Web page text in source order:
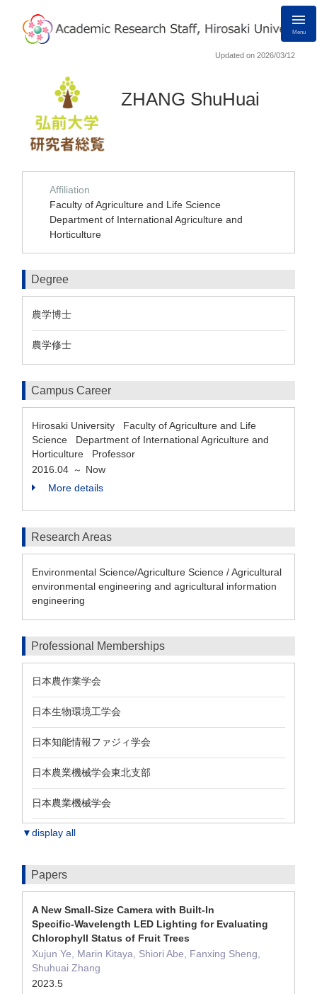
Menu
Updated on 2026/03/12
ZHANG ShuHuai
Affiliation
Faculty of Agriculture and Life Science
Department of International Agriculture and
Horticulture
Degree
農学博士
農学修士
Campus Career
Hirosaki University Faculty of Agriculture and Life
Science Department of International Agriculture and
Horticulture Professor
2016.04 ～ Now
More details
Research Areas
Environmental Science/Agriculture Science / Agricultural
environmental engineering and agricultural information
engineering
Professional Memberships
日本農作業学会
日本生物環境工学会
日本知能情報ファジィ学会
日本農業機械学会東北支部
日本農業機械学会
▼display all
Papers
A New Small‑Size Camera with Built‑In
Specific‑Wavelength LED Lighting for Evaluating
Chlorophyll Status of Fruit Trees
Xujun Ye, Marin Kitaya, Shiori Abe, Fanxing Sheng,
Shuhuai Zhang
2023.5